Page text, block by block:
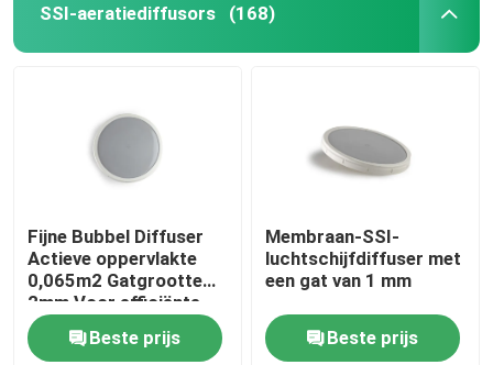
SSI-aeratiediffusors (168)
Fijne Bubbel Diffuser
Actieve oppervlakte
0,065m2 Gatgrootte
2mm Voor efficiënte
beluchting
Beste prijs
Membraan-SSI-
luchtschijfdiffuser met
een gat van 1 mm
Beste prijs